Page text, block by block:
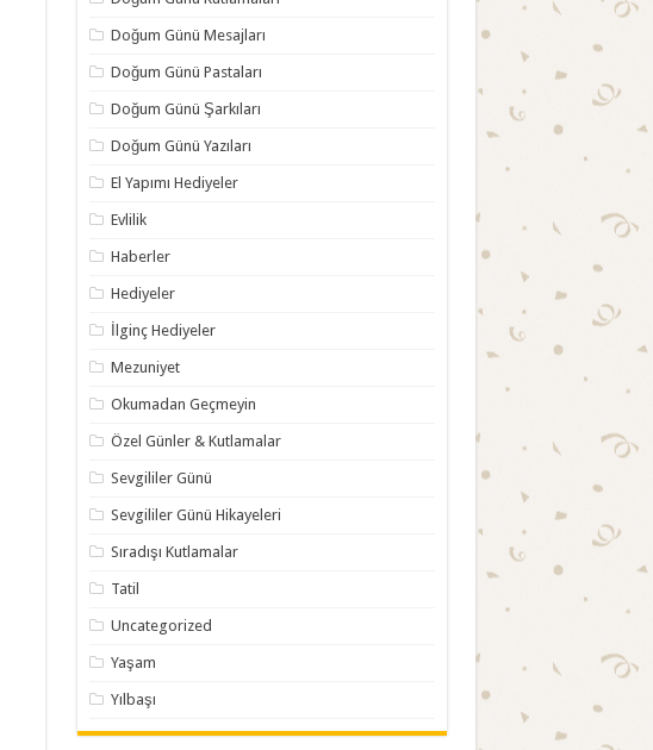
Doğum Günü Mesajları
Doğum Günü Pastaları
Doğum Günü Şarkıları
Doğum Günü Yazıları
El Yapımı Hediyeler
Evlilik
Haberler
Hediyeler
İlginç Hediyeler
Mezuniyet
Okumadan Geçmeyin
Özel Günler & Kutlamalar
Sevgililer Günü
Sevgililer Günü Hikayeleri
Sıradışı Kutlamalar
Tatil
Uncategorized
Yaşam
Yılbaşı